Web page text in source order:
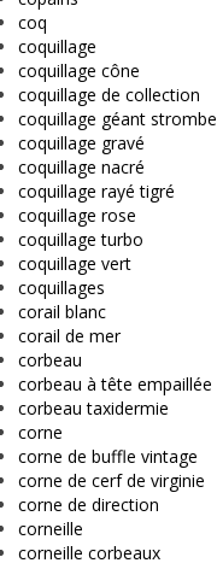
coq
coquillage
coquillage cône
coquillage de collection
coquillage géant strombe
coquillage gravé
coquillage nacré
coquillage rayé tigré
coquillage rose
coquillage turbo
coquillage vert
coquillages
corail blanc
corail de mer
corbeau
corbeau à tête empaillée
corbeau taxidermie
corne
corne de buffle vintage
corne de cerf de virginie
corne de direction
corneille
corneille corbeaux